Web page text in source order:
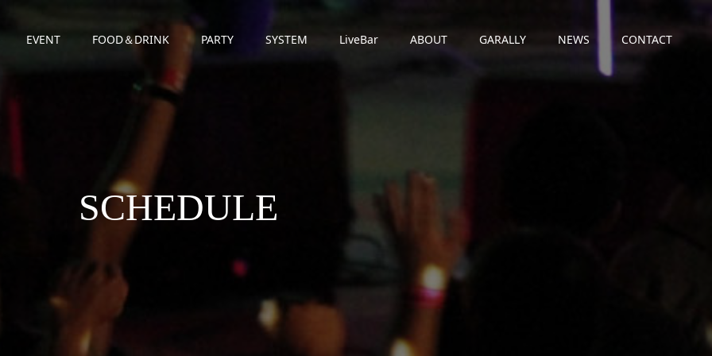
EVENT FOOD＆DRINK PARTY SYSTEM LiveBar ABOUT GARALLY NEWS CONTACT
SCHEDULE